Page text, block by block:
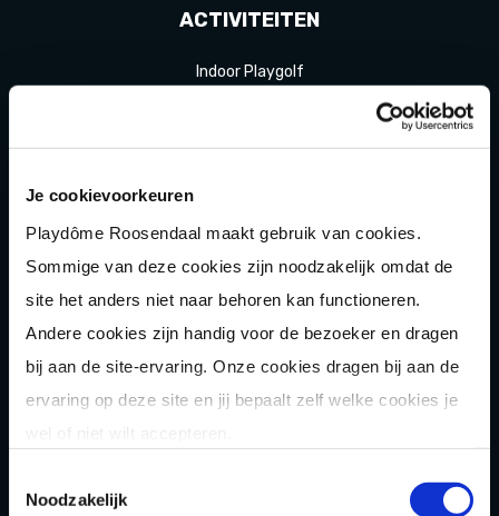
Je cookievoorkeuren
Playdôme Roosendaal maakt gebruik van cookies.
Sommige van deze cookies zijn noodzakelijk omdat de
site het anders niet naar behoren kan functioneren.
Andere cookies zijn handig voor de bezoeker en dragen
bij aan de site-ervaring. Onze cookies dragen bij aan de
ervaring op deze site en jij bepaalt zelf welke cookies je
Noodzakelijk
ACTIVITEITEN
Indoor Playgolf
Game of Karts
Lasergamen
Shuffleboarden